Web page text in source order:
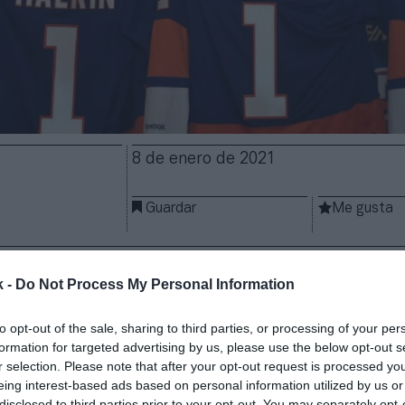
- Do Not Process My Personal Information
opt-out of the sale, sharing to third parties, or processing of your
for targeted advertising by us, please use the below opt-out
selection. Please note that after your opt-out request is processed
interest-based ads based on personal information utilized by us
8 de enero de 2021
Guardar Me gusta
300 millones en la industria del wellness
de cheque en blanco North Star Acquisition II, que
vinculados al bienestar, el cuidado personal,
comercio electrónico, así como el negocio de la
.